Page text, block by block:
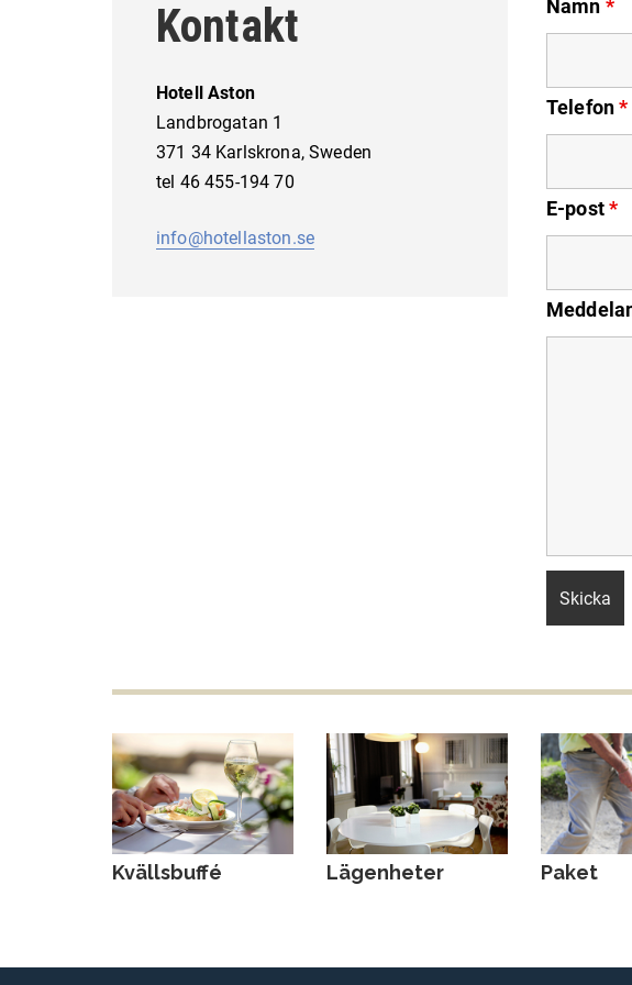
Kontakt
Hotell Aston
Landbrogatan 1
371 34 Karlskrona, Sweden
tel 46 455-194 70
info@hotellaston.se
Namn *
Telefon*
E-post*
Kvällsbuffé Lägenheter Paket